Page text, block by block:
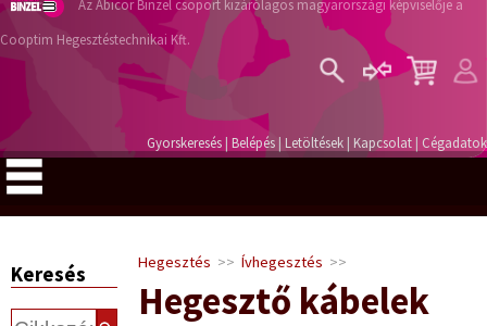
Az Abicor Binzel csoport kizárólagos magyarországi képviselője a
Cooptim Hegesztéstechnikai Kft.
Regisztráció
Gyorskeresés| Belépés| Letöltések | Kapcsolat | Cégadatok
Keresés Hegesztés >> Ívhegesztés >>
Hegesztő kábelek